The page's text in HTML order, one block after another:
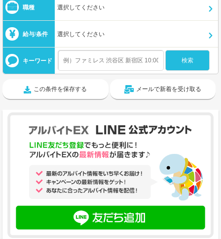
職種 選択してください
給与/条件 選択してください
キーワード
この条件を保存する メールで新着を受け取る